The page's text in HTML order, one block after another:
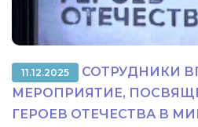
11.12.2025
СОТРУДНИКИ
МЕРОПРИЯТИЕ,
ГЕРОЕВ ОТЕЧЕСТВА В